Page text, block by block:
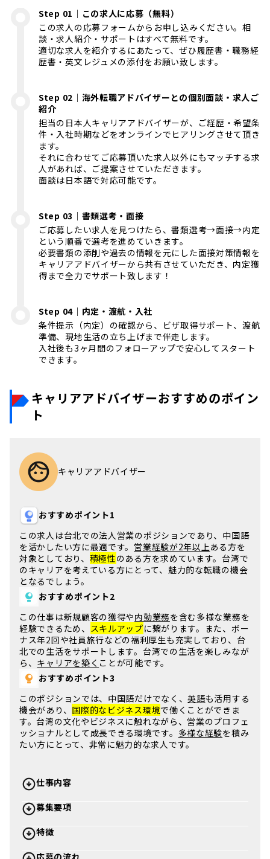
Step 01｜この求人に応募（無料）
この求人の応募フォームからお申し込みください。相
談・求人紹介・サポートはすべて無料です。
適切な求人を紹介するにあたって、ぜひ履歴書・職務経
歴書・英文レジュメの添付をお願い致します。
Step 02｜海外転職アドバイザーとの個別面談・求人ご
紹介
担当の日本人キャリアアドバイザーが、ご経歴・希望条
件・入社時期などをオンラインでヒアリングさせて頂き
ます。
それに合わせてご応募頂いた求人以外にもマッチする求
人があれば、ご提案させていただきます。
面談は日本語で対応可能です。
Step 03｜書類選考・面接
ご応募したい求人を見つけたら、書類選考→面接→内定
という順番で選考を進めていきます。
必要書類の添削や過去の情報を元にした面接対策情報を
キャリアアドバイザーから共有させていただき、内定獲
得まで全力でサポート致します！
Step 04｜内定・渡航・入社
条件提示（内定）の確認から、ビザ取得サポート、渡航
準備、現地生活の立ち上げまで伴走します。
入社後も3ヶ月間のフォローアップで安心してスタート
できます。
キャリアアドバイザーおすすめのポイン
ト
キャリアアドバイザー
おすすめポイント1
この求人は台北での法人営業のポジションであり、 中国語
を活かしたい方に最適です。 営業経験が2年以上ある方を
対象としており、 積極性のある方を求めています。台湾で
のキャリアを考えている方にとって、 魅力的な転職の機会
となるでしょう。
おすすめポイント2
この仕事は新規顧客の獲得や内勤業務を含む多様な業務を
経験できるため、
スキルアップに繋がります。また、 ボー
ナス年2回や社員旅行などの福利厚生も充実しており、 台
北での生活をサポートします。 台湾での生活を楽しみなが
ら、 キャリアを築く ことが可能です。
おすすめポイント3
このポジションでは、 中国語だけでなく、英語も活用する
機会があり、 国際的なビジネス環境で働くことができま
す。台湾の文化やビジネスに触れながら、 営業のプロフェ
ッショナルとして成長できる環境です。 多様な経験を積み
たい方にとって、非常に魅力的な求人です。
仕事内容
募集要項
特徴
応募の流れ